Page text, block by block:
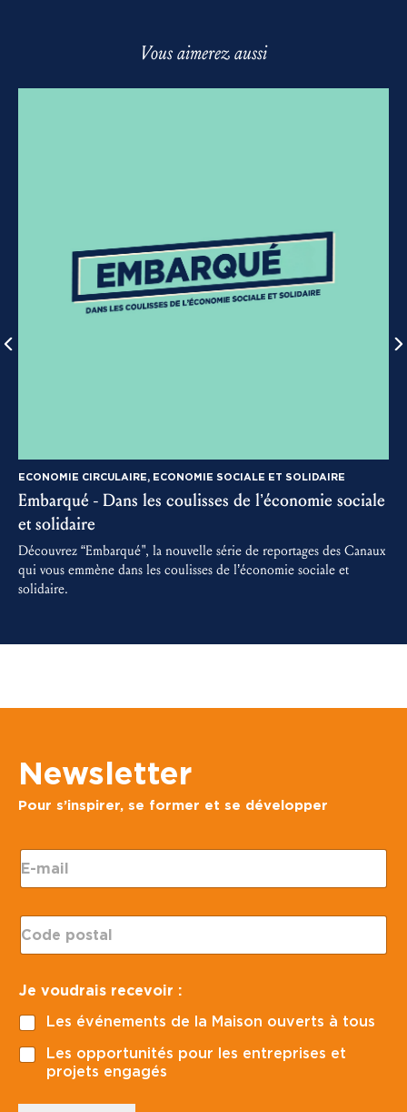
Vous aimerez aussi
ECONOMIE CIRCULAIRE, ECONOMIE SOCIALE ET SOLIDAIRE
Embarqué - Dans les coulisses de l’économie sociale
et solidaire
Découvrez “Embarqué", la nouvelle série de reportages des Canaux
qui vous emmène dans les coulisses de l’économie sociale et
solidaire.
Newsletter
Pour s’inspirer, se former et se développer
E
-
m
l
C
o
d
p
s
t
a
p
o
s
t
a
Je voudrais recevoir :
Les événements de la Maison ouverts à tous
Les opportunités pour les entreprises et
projets engagés